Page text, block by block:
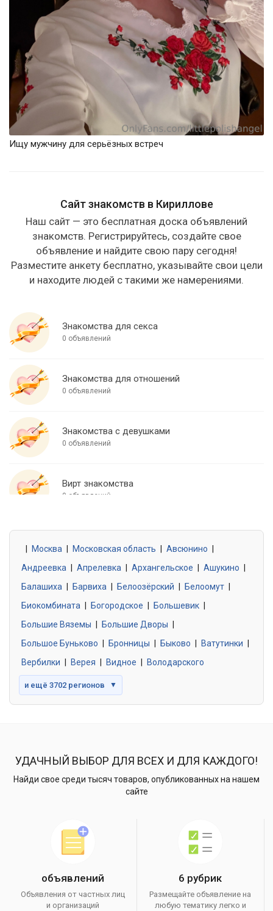
Ищу мужчину для серьёзных встреч
Сайт знакомств в Кириллове
Наш сайт — это бесплатная доска объявлений
знакомств. Регистрируйтесь, создайте свое
объявление и найдите свою пару сегодня!
Разместите анкету бесплатно, указывайте свои цели
и находите людей с такими же намерениями.
Знакомства для секса
0 объявлений
Знакомства для отношений
0 объявлений
Знакомства с девушками
0 объявлений
Вирт знакомства
0 объявлений
0 объявлений
Знакомства без обязательств
0 объявлений
Москва Московская область Авсюнино
Андреевка
Апрелевка Архангельское Ашукино
Балашиха
Барвиха Белоозёрский Белоомут
Биокомбината
Богородское Большевик
Большие Вяземы
Большие Дворы
Большое Буньково
Бронницы Быково Ватутинки
Вербилки
Верея Видное Володарского
и ещё 3702 регионов ▼
УДАЧНЫЙ ВЫБОР ДЛЯ ВСЕХ И ДЛЯ КАЖДОГО!
Найди свое среди тысяч товаров, опубликованных на нашем
сайте
объявлений
Объявления от частных лиц
и организаций
6 рубрик
Размещайте объявление на
любую тематику легко и